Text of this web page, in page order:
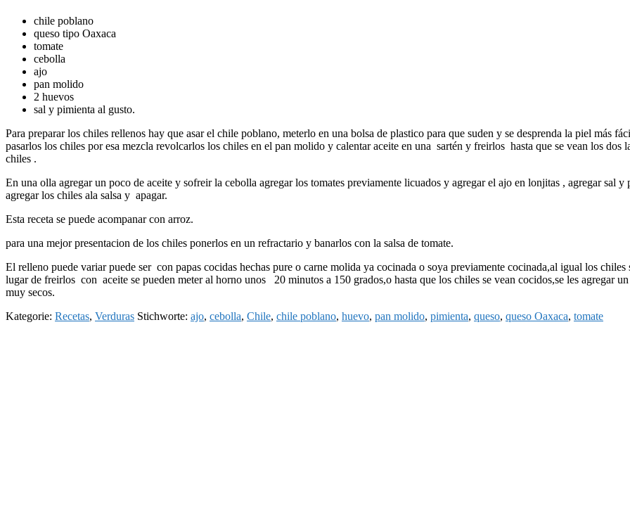
chile poblano
queso tipo Oaxaca
tomate
cebolla
ajo
pan molido
2 huevos
sal y pimienta al gusto.
Para preparar los chiles rellenos hay que asar el chile poblano, meterlo en una bolsa de plastico para que suden y se desprenda la piel más
pasarlos los chiles por esa mezcla revolcarlos los chiles en el pan molido y calentar aceite en una sartén y freirlos hasta que se vean los
chiles .
En una olla agregar un poco de aceite y sofreir la cebolla agregar los tomates previamente licuados y agregar el ajo en lonjitas , agregar sal
agregar los chiles ala salsa y apagar.
Esta receta se puede acompanar con arroz.
para una mejor presentacion de los chiles ponerlos en un refractario y banarlos con la salsa de tomate.
El relleno puede variar puede ser con papas cocidas hechas pure o carne molida ya cocinada o soya previamente cocinada,al igual los
lugar de freirlos con aceite se pueden meter al horno unos 20 minutos a 150 grados,o hasta que los chiles se vean cocidos,se les agregar
muy secos.
Kategorie: Recetas, Verduras Stichworte: ajo, cebolla, Chile, chile poblano, huevo, pan molido, pimienta, queso, queso Oaxaca, tomate